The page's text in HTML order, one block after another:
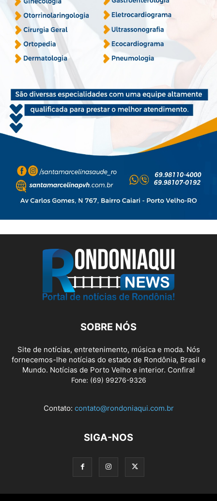
SOBRE NÓS
Site de notícias, entretenimento, música e moda. Nós
fornecemos-lhe notícias do estado de Rondônia, Brasil e
Mundo. Notícias de Porto Velho e interior. Confira!
Fone: (69) 99276-9326
Contato: contato@rondoniaqui.com.br
SIGA-NOS